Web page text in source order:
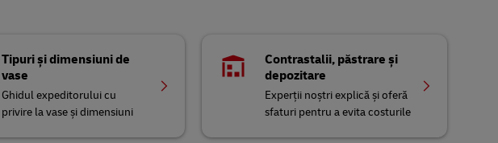
Tipuri și dimensiuni de
vase
Ghidul expeditorului cu
privire la vase și dimensiuni
Contrastalii, păstrare și
depozitare
Experții noștri explică și oferă
sfaturi pentru a evita costurile